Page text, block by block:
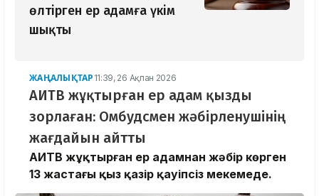
өлтірген ер адамға үкім
шықты
ЖАҢАЛЫҚТАР 11:39, 26 Ақпан 2026
АИТВ жұқтырған ер адам қызды
зорлаған: Омбудсмен жәбірленушінің
жағдайын айтты
АИТВ жұқтырған ер адамнан жәбір көрген
13 жастағы қыз қазір қауіпсіз мекемеде.